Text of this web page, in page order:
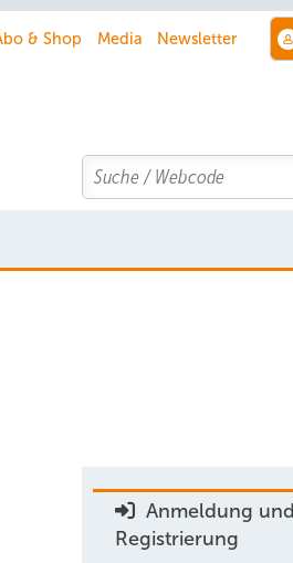
& Shop Media Newsletter
Search
Anmeldung und
Registrierung